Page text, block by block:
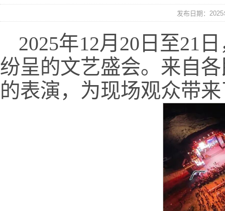
发布日期：
2025年12月20日至21
纷呈的文艺盛会。来自
的表演，为现场观众带